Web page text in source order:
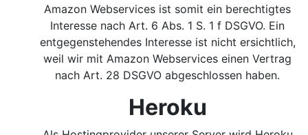
Amazon Webservices ist somit ein berechtigtes
Interesse nach Art. 6 Abs. 1 S. 1 f DSGVO. Ein
entgegenstehendes Interesse ist nicht ersichtlich,
weil wir mit Amazon Webservices einen Vertrag
nach Art. 28 DSGVO abgeschlossen haben.
Heroku